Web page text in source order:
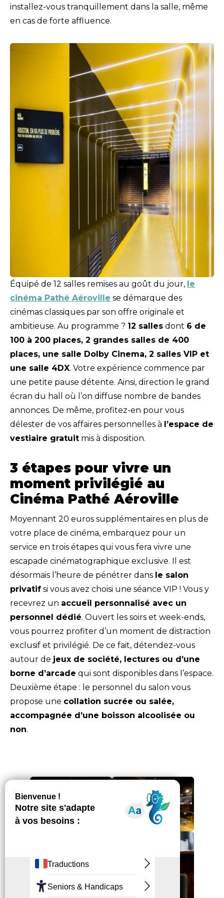
installez-vous tranquillement dans la salle, même
en cas de forte affluence.
Équipé de 12 salles remises au goût du jour, le
cinéma Pathé Aéroville se démarque des
cinémas classiques par son offre originale et
ambitieuse. Au programme ? 12 salles dont 6 de
100 à 200 places, 2 grandes salles de 400
places, une salle Dolby Cinema, 2 salles VIP et
une salle 4DX. Votre expérience commence par
une petite pause détente. Ainsi, direction le grand
écran du hall où l’on diffuse nombre de bandes
annonces. De même, profitez-en pour vous
délester de vos affaires personnelles à l’espace de
vestiaire gratuit mis à disposition.
3 étapes pour vivre un
moment privilégié au
Cinéma Pathé Aéroville
Moyennant 20 euros supplémentaires en plus de
votre place de cinéma, embarquez pour un
service en trois étapes qui vous fera vivre une
escapade cinématographique exclusive. Il est
désormais l’heure de pénétrer dans le salon
privatif si vous avez choisi une séance VIP ! Vous y
recevrez un accueil personnalisé avec un
personnel dédié. Ouvert les soirs et week-ends,
vous pourrez profiter d’un moment de distraction
exclusif et privilégié. De ce fait, détendez-vous
autour de jeux de société, lectures ou d’une
borne d’arcade qui sont disponibles dans l’espace.
Deuxième étape : le personnel du salon vous
propose une collation sucrée ou salée,
accompagnée d’une boisson alcoolisée ou
non.